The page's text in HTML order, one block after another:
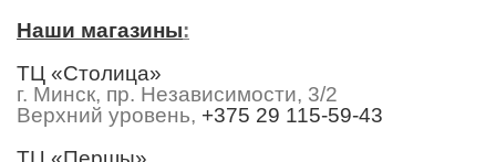
Наши магазины:
ТЦ «Столица»
г. Минск, пр. Независимости, 3/2
Верхний уровень, +375 29 115-59-43